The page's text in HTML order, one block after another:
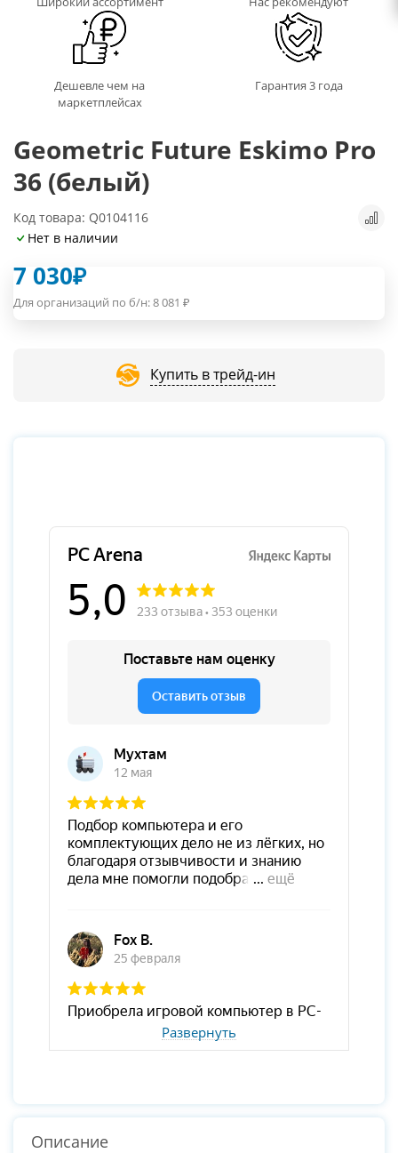
Дешевле чем на
маркетплейсах
Гарантия 3 года
Geometric Future Eskimo Pro
36 (белый)
Код товара: Q0104116
Нет в наличии
7 030₽
Для организаций по б/н:8 081 ₽
Купить в трейд-ин
Развернуть
Описание